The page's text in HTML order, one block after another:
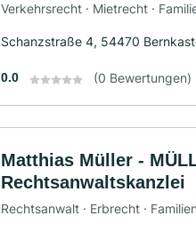
Verkehrsrecht · Mietrecht ·
Schanzstraße 4, 54470
0.0 (0 Bewertungen)
Matthias Müller -
Rechtsanwaltskanzlei
Rechtsanwalt · Erbrecht ·